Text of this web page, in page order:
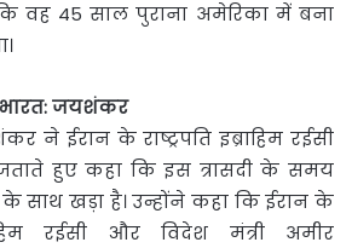
वह 45 साल पुराना अमेरिका में बना
जयशंकर
ने ईरान के राष्ट्रपति इब्राहिम रईसी
हुए कहा कि इस त्रासदी के समय
साथ खड़ा है। उन्होंने कहा कि ईरान के
रईसी और विदेश मंत्री अमीर